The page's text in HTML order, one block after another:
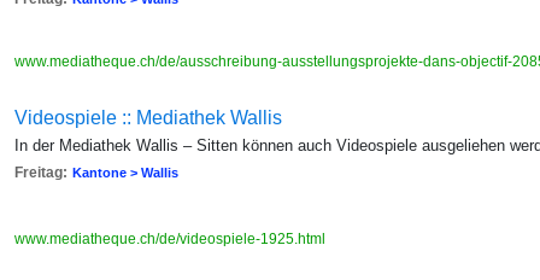
www.mediatheque.ch/de/ausschreibung-ausstellungsprojekte-dans-objectif-
Videospiele :: Mediathek Wallis
In der Mediathek Wallis – Sitten können auch Videospiele ausgeliehen
Freitag: Kantone > Wallis
www.mediatheque.ch/de/videospiele-1925.html